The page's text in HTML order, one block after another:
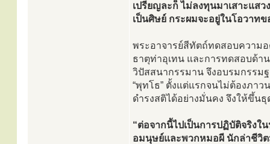
เปรียญละก็ ไม่ลงทุนมาเสาะแส
เป็นศิษย์ กระผมจะอยู่ในโอวาท
พระอาจารย์สีทัตถ์ทดสอบความ
ธาตุท่าอุเทน และการทดสอบด้า
วิปัสสนากรรมาน จึงอบรมกรรม
“พุทโธ” ตั้งแต่แรกจนไม่ต้องภา
ดำรงสติได้อย่างมั่นคง จึงให้ขึ้น
“ต่อจากนี้ไปเป็นการปฏิบัติจริงใ
อมนุษย์และพวกหมอผี นักล่าชีวิ